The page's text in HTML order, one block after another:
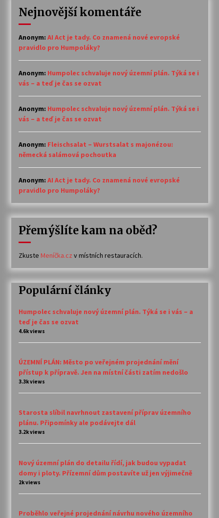
Nejnovější komentáře
Anonym: AI Act je tady. Co znamená nové evropské
pravidlo pro Humpoláky?
Anonym: Humpolec schvaluje nový územní plán. Týká se i
vás – a teď je čas se ozvat
Anonym: Humpolec schvaluje nový územní plán. Týká se i
vás – a teď je čas se ozvat
Anonym: Fleischsalat – Wurstsalat s majonézou:
německá salámová pochoutka
Anonym: AI Act je tady. Co znamená nové evropské
pravidlo pro Humpoláky?
Přemýšlíte kam na oběd?
Zkuste Meníčka.cz v místních restauracích.
Populární články
Humpolec schvaluje nový územní plán. Týká se i vás – a
teď je čas se ozvat
4.6k views
ÚZEMNÍ PLÁN: Město po veřejném projednání mění
přístup k přípravě. Jen na místní části zatím nedošlo
3.3k views
Starosta slíbil navrhnout zastavení příprav územního
plánu. Připomínky ale podávejte dál
3.2k views
Nový územní plán do detailu řídí, jak budou vypadat
domy i ploty. Přízemní dům postavíte už jen výjimečně
2k views
Proběhlo veřejné projednání návrhu nového územního